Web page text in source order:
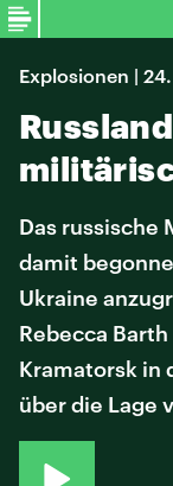
Explosionen |
Das russische
damit
Ukraine
Rebecca
Kramatorsk in
über die Lage